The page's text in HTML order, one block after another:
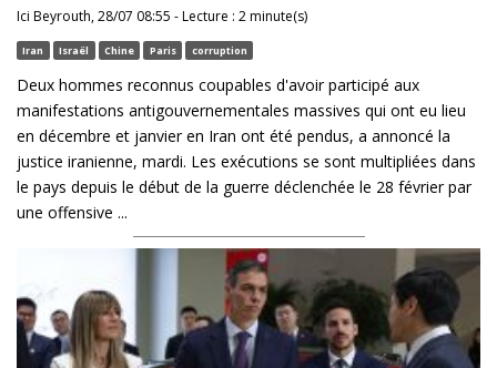
Ici Beyrouth, 28/07 08:55 - Lecture : 2 minute(s)
Iran Israël Chine Paris corruption
Deux hommes reconnus coupables d'avoir participé aux
manifestations antigouvernementales massives qui ont eu lieu
en décembre et janvier en Iran ont été pendus, a annoncé la
justice iranienne, mardi. Les exécutions se sont multipliées dans
le pays depuis le début de la guerre déclenchée le 28 février par
une offensive ...